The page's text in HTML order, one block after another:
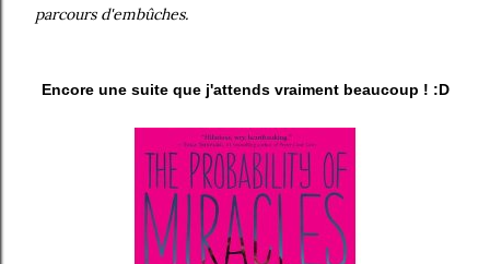
parcours d'embûches.
Encore une suite que j'attends vraiment beaucoup ! :D